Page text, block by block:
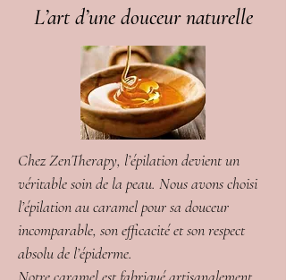
L’art d’une douceur naturelle
Chez ZenTherapy, l’épilation devient un
véritable soin de la peau. Nous avons choisi
l’épilation au caramel pour sa douceur
incomparable, son efficacité et son respect
absolu de l’épiderme.